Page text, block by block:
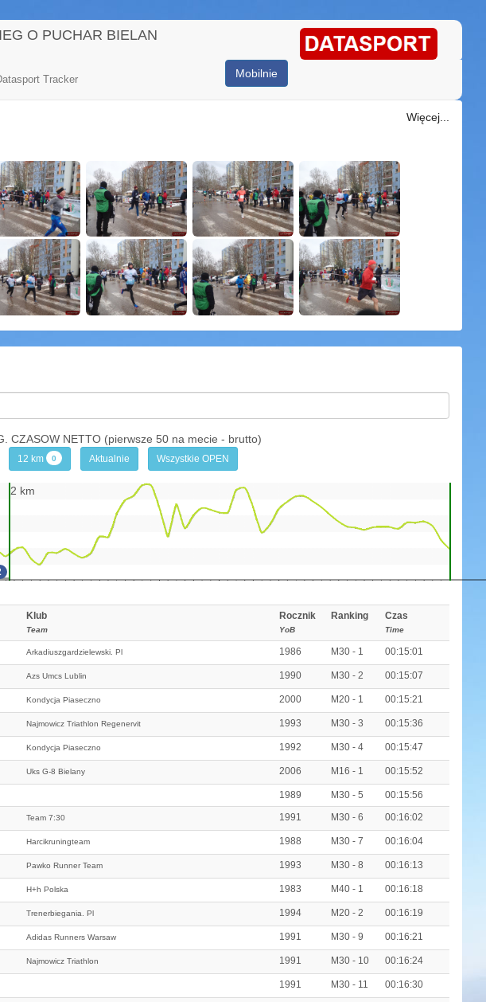
O PUCHAR BIELAN
Tracker Mobilnie
Więcej...
CZASOW NETTO (pierwsze 50 na mecie - brutto)
12 km 0 Aktualnie Wszystkie OPEN
2 km
Klub
Team
Rocznik
YoB
Ranking Czas
Time
Arkadiuszgardzielewski. Pl 1986 M30 - 1 00:15:01
Azs Umcs Lublin 1990 M30 - 2 00:15:07
Kondycja Piaseczno 2000 M20 - 1 00:15:21
Najmowicz Triathlon Regenervit 1993 M30 - 3 00:15:36
Kondycja Piaseczno 1992 M30 - 4 00:15:47
Uks G-8 Bielany 2006 M16 - 1 00:15:52
1989 M30 - 5
00:15:56
Team 7:30 1991 M30 - 6 00:16:02
Harcikruningteam 1988 M30 - 7 00:16:04
Pawko Runner Team 1993 M30 - 8 00:16:13
H+h Polska 1983 M40 - 1 00:16:18
Trenerbiegania. Pl 1994 M20 - 2 00:16:19
Adidas Runners Warsaw 1991 M30 - 9 00:16:21
Najmowicz Triathlon 1991 M30 - 10 00:16:24
1991 M30 - 11 00:16:30